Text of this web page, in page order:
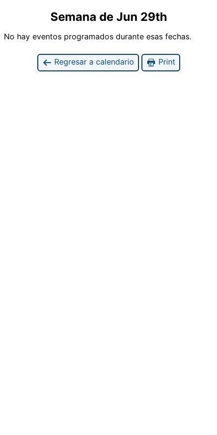
Semana de Jun 29th
No hay eventos programados durante esas fechas.
Regresar a calendario Print